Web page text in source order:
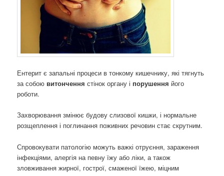
Ентерит є запальні процеси в тонкому кишечнику, які тягнуть
за собою витонченнястінок органу і порушення його
роботи.
Захворювання змінює будову слизової кишки, і нормальне
розщеплення і поглинання поживних речовин стає скрутним.
Спровокувати патологію можуть важкі отруєння, зараження
інфекціями, алергія на певну їжу або ліки, а також
зловживання жирної, гострої, смаженої їжею, міцним